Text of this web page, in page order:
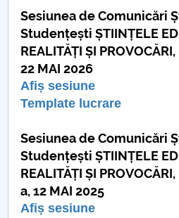
Nr. de telefon si adrese
Admitere
Români de pretutindeni -
Senat
Facultăți
Studenți
Sesiunea de Comunicări
Studențești ȘTIINȚELE
REALITĂȚI ȘI
22 MAI 2026
Afiș sesiune
Template lucrare
Sesiunea de Comunicări
Studențești ȘTIINȚELE
REALITĂȚI ȘI
a, 12 MAI 2025
Afiș sesiune